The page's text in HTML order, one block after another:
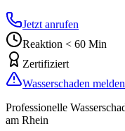
Jetzt anrufen
Reaktion < 60 Min
Zertifiziert
Wasserschaden melden
Professionelle
am Rhein